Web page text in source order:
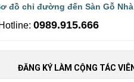
đồ chỉ đường đến Sàn Gỗ
Hotline: 0989.915.666
ĐĂNG KÝ LÀM CỘNG TÁC